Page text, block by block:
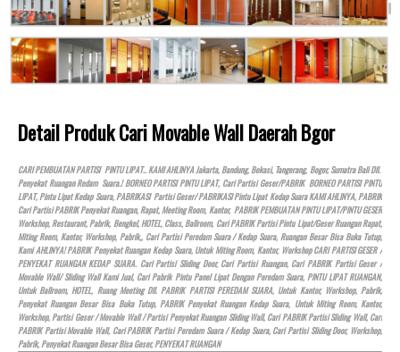
Detail Produk Cari Movable Wall Daerah Bgor
CARI PEMBUATAN PARTISI PINTU LIPAT.. KAMI AHLINYA Jakarta, Bandung, Bekasi, Tangerang, Bogor, Sumatra Bali Dll.
Penyekat Ruangan Redam Suara.! BORNEO PARTISI PINTU LIPAT, Cari Partisi Geser/PABRIK BORNEO PARTISI PINTU
LIPAT, Pintu Lipat Kedap Suara, PABRIKASI Partisi Geser/ PABRIKASI Pintu Lipat Kedap Suara KAMI AHLINYA, PABRIK
Cari Partisi PABRIK Penyekat Ruangan, Rapat, Meeting Room, Kantor, PABRIK PEMBUATAN PINTU LIPAT/PINTU GESER
Workshop, Restaurant, Pabrik, Bengkel,HOTEL, Class, Ballroom, Cari PABRIK Partisi Pintu Lipat/Geser Ruangan Rapat,
Miting Room, Kantor, Workshop, Pabrik,, Cari Partisi Peredam Suara / Kedap Suara, Ruangan Besar Bisa Buka Tutup,
Kami AHLINYA! PABRIK Penyekat Ruangan Kedap Suara, Untuk Miting Room, Kantor, Workshop CARI PARTISI GESER /
PENYEKAT RUANGAN KEDAP SUARA. Cari Partisi Sliding Door, Cari Partisi Ruangan, Cari PABRIK Partisi Geser /
Movable Wall/ Sliding Wall Kami Jual, Cari Pabrik Pintu Panel Lipat Dengan Peredam Suara, PINTU LIPAT RUANGAN,
Untuk Ballroom,HOTEL, Ruang Meeting Dll. PABRIK PARTISI PEREDAM SUARA, Untuk Kantor, Workshop, Pabrik,
Penyekat Ruangan Besar Bisa Buka Tutup, PABRIK Penyekat Ruangan Kedap Suara, Untuk Miting Room, Kantor,
Workshop, Partisi Geser / Movable Wall / Partisi Penyekat Ruangan Sliding Wall, Cari PABRIK Partisi Sliding Wall, Cari
PABRIK Partisi Movable Wall, Cari PABRIK Partisi Peredam Suara / Kedap Suara, Cari Partisi Sliding Door, Workshop,
Pabrik, Penyekat Ruangan Besar Bisa Geser, PENYEKAT RUANGAN